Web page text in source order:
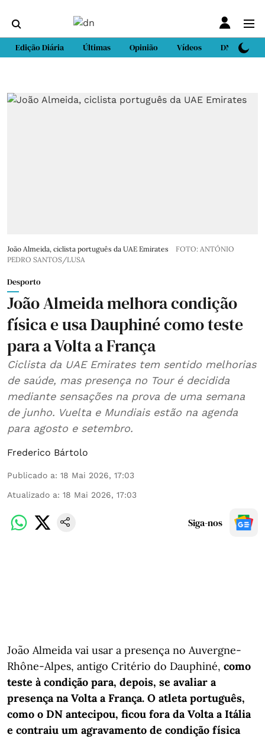
Edição Diária Últimas Opinião Vídeos DN Sport
João Almeida, ciclista português da UAE Emirates
FOTO: ANTÓNIO
PEDRO SANTOS/LUSA
Desporto
João Almeida melhora condição
física e usa Dauphiné como teste
para a Volta a França
Ciclista da UAE Emirates tem sentido melhorias
de saúde, mas presença no Tour é decidida
mediante sensações na prova de uma semana
de junho. Vuelta e Mundiais estão na agenda
para agosto e setembro.
Frederico Bártolo
Publicado a: 18 Mai 2026, 17:03
Atualizado a: 18 Mai 2026, 17:03
Siga-nos
João Almeida vai usar a presença no Auvergne-
Rhône-Alpes, antigo Critério do Dauphiné, como
teste à condição para, depois, se avaliar a
presença na Volta a França. O atleta português,
como o DN antecipou, ficou fora da Volta a Itália
e contraiu um agravamento de condição física